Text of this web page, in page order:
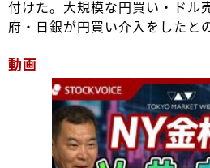
付けた。大規模な円買い・ドル
府・日銀が円買い介入をしたと
動画